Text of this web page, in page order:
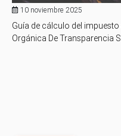
10 noviembre 2025
Guía de cálculo del
Orgánica De Transparencia